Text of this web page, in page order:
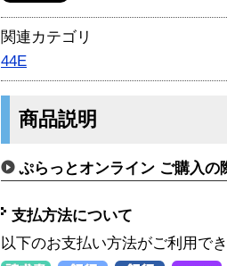
関連カテゴリ
44E
商品説明
ぷらっとオンライン ご購入の
支払方法について
以下のお支払い方法がご利用で